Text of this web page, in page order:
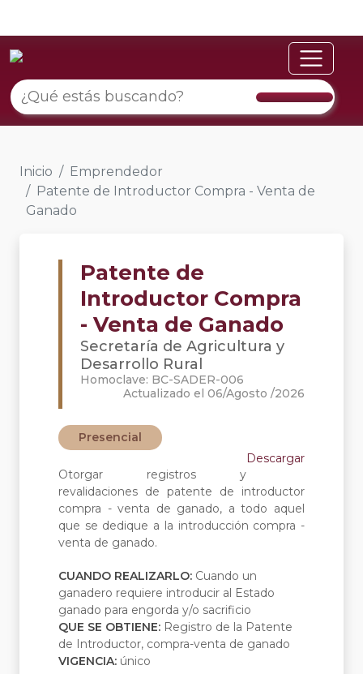
Inicio
Emprendedor
Patente de Introductor Compra - Venta de
Ganado
Patente de
Introductor Compra
- Venta de Ganado
Secretaría de Agricultura y
Desarrollo Rural
Homoclave: BC-SADER-006
Actualizado el 06/Agosto /2026
Presencial
Descargar
Otorgar registros y
revalidaciones de patente de introductor
compra - venta de ganado, a todo aquel
que se dedique a la introducción compra -
venta de ganado.
CUANDO REALIZARLO: Cuando un
ganadero requiere introducir al Estado
ganado para engorda y/o sacrificio
QUE SE OBTIENE: Registro de la Patente
de Introductor, compra-venta de ganado
VIGENCIA: único